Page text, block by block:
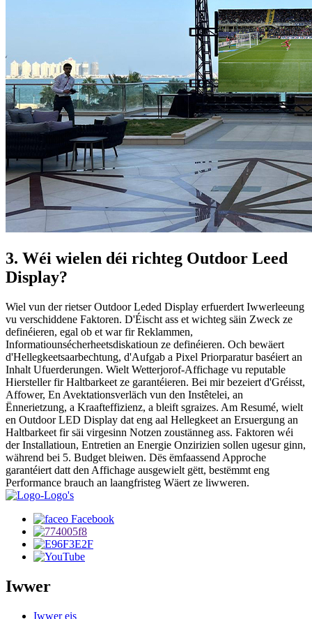
3. Wéi wielen déi richteg Outdoor Leed
Display?
Wiel vun der rietser Outdoor Leded Display erfuerdert Iwwerleeung
vu verschiddene Faktoren. D'Éischt ass et wichteg säin Zweck ze
definéieren, egal ob et war fir Reklammen,
Informatiounsécherheetsdiskatioun ze definéieren. Och bewäert
d'Hellegkeetsaarbechtung, d'Aufgab a Pixel Priorparatur baséiert an
Inhalt Ufuerderungen. Wielt Wetterjorof-Affichage vu reputable
Hiersteller fir Haltbarkeet ze garantéieren. Bei mir bezeiert d'Gréisst,
Affower, En Avektationsverläch vun den Instêtelei, an
Ënnerietzung, a Kraafteffizienz, a bleift sgraizes. Am Resumé, wielt
en Outdoor LED Display dat eng aal Hellegkeet an Ersuergung an
Haltbarkeet fir säi virgesinn Notzen zoustänneg ass. Faktoren wéi
der Installatioun, Entretien an Energie Onzirizien sollen ugesur ginn,
während bei 5. Budget bleiwen. Dës ëmfaassend Approche
garantéiert datt den Affichage ausgewielt gëtt, bestëmmt eng
Performance brauch an laangfristeg Wäert ze liwweren.
Iwwer
Iwwer eis